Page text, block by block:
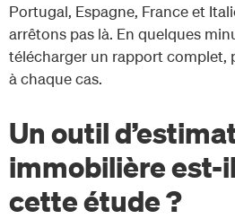
Portugal, Espagne, France et
arrêtons pas là. En quelques
télécharger un rapport complet,
à chaque cas.
Un outil
immobilière est-
cette étude ?